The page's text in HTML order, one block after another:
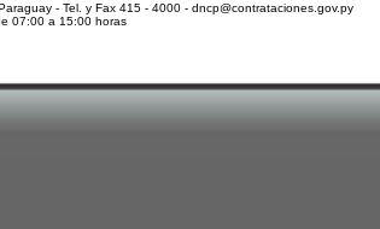
- Tel. y Fax 415 - 4000 - dncp@contrataciones.gov.py
07:00 a 15:00 horas